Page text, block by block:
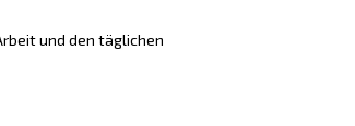
und den täglichen